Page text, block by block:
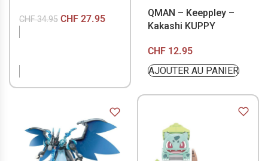
CHF34.95 CHF 27.95
QMAN – Keeppley –
Kakashi KUPPY
CHF12.95
AJOUTER AU PANIER